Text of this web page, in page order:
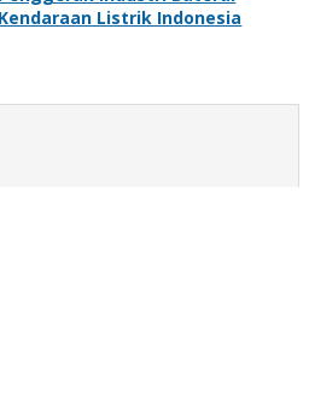
Kendaraan Listrik Indonesia